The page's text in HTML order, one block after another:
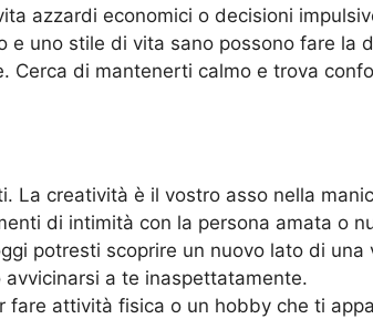
azzardi economici o decisioni
e uno stile di vita sano possono fare la
di mantenerti calmo e trova
La creatività è il vostro asso nella
di intimità con la persona amata o
potresti scoprire un nuovo lato di una
a te inaspettatamente.
fare attività fisica o un hobby che ti